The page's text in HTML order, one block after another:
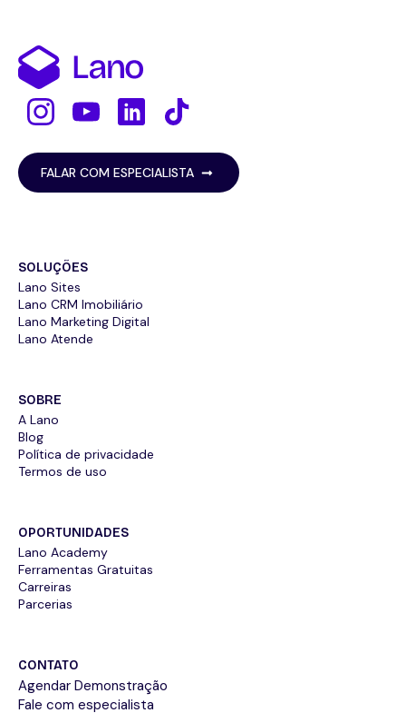
FALAR COM ESPECIALISTA
SOLUÇÕES
Lano Sites
Lano CRM Imobiliário
Lano Marketing Digital
Lano Atende
SOBRE
A Lano
Blog
Política de privacidade
Termos de uso
OPORTUNIDADES
Lano Academy
Ferramentas Gratuitas
Carreiras
Parcerias
CONTATO
Agendar Demonstração
Fale com especialista